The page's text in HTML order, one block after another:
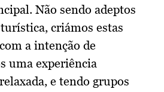
Não sendo adeptos
criámos estas
a intenção de
uma experiência
e tendo grupos